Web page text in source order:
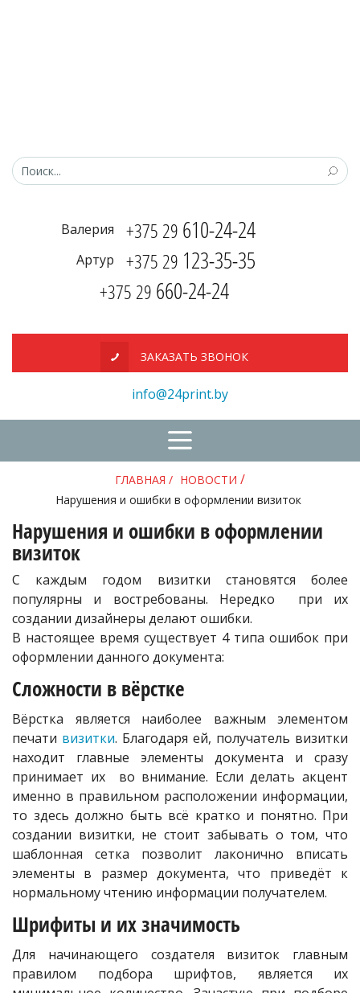
Валерия +375 29 610-24-24
Артур +375 29 123-35-35
+375 29 660-24-24
ЗАКАЗАТЬ ЗВОНОК
info@24print.by
ГЛАВНАЯ / НОВОСТИ /
Нарушения и ошибки в оформлении визиток
Нарушения и ошибки в оформлении
визиток
С каждым годом визитки становятся более
популярны и востребованы. Нередко при их
создании дизайнеры делают ошибки.
В настоящее время существует 4 типа ошибок при
оформлении данного документа:
Сложности в вёрстке
Вёрстка является наиболее важным элементом
печати визитки. Благодаря ей, получатель визитки
находит главные элементы документа и сразу
принимает их во внимание. Если делать акцент
именно в правильном расположении информации,
то здесь должно быть всё кратко и понятно. При
создании визитки, не стоит забывать о том, что
шаблонная сетка позволит лаконично вписать
элементы в размер документа, что приведёт к
нормальному чтению информации получателем.
Шрифиты и их значимость
Для начинающего создателя визиток главным
правилом подбора шрифтов, является их